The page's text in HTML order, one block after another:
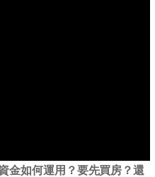
金如何運用？要先買房？還